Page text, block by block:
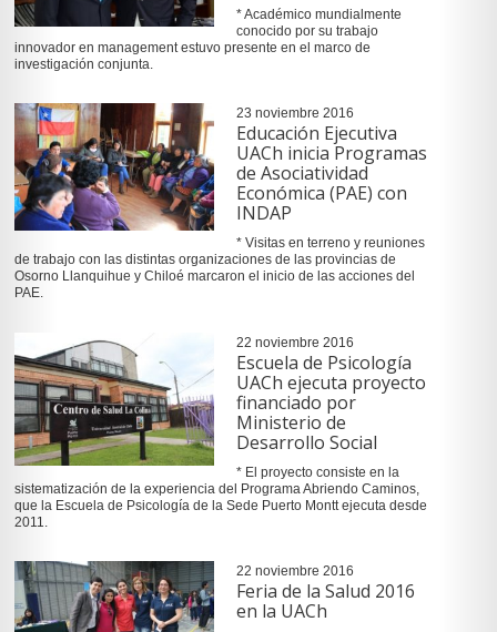
* Académico mundialmente
conocido por su trabajo
innovador en management estuvo presente en el marco de
investigación conjunta.
23 noviembre 2016
Educación Ejecutiva
UACh inicia Programas
de Asociatividad
Económica (PAE) con
INDAP
* Visitas en terreno y reuniones
de trabajo con las distintas organizaciones de las provincias de
Osorno Llanquihue y Chiloé marcaron el inicio de las acciones del
PAE.
22 noviembre 2016
Escuela de Psicología
UACh ejecuta proyecto
financiado por
Ministerio de
Desarrollo Social
* El proyecto consiste en la
sistematización de la experiencia del Programa Abriendo Caminos,
que la Escuela de Psicología de la Sede Puerto Montt ejecuta desde
2011.
22 noviembre 2016
Feria de la Salud 2016
en la UACh